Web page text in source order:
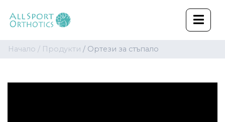
Начало / Продукти / Ортези за стъпало